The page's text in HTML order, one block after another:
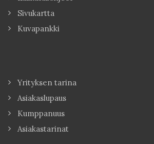
Sivukartta
Kuvapankki
Yrityksen tarina
Asiakaslupaus
Kumppanuus
Asiakastarinat